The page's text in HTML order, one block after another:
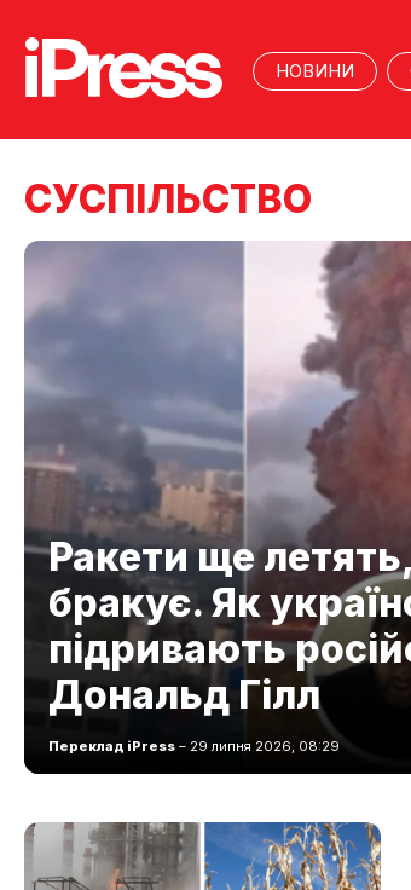
НОВИНИ
CУСПІЛЬСТВО
Ракети ще
бракує. Як
підривають
Дональд Гілл
Переклад iPress – 29 липня 2026, 08:29